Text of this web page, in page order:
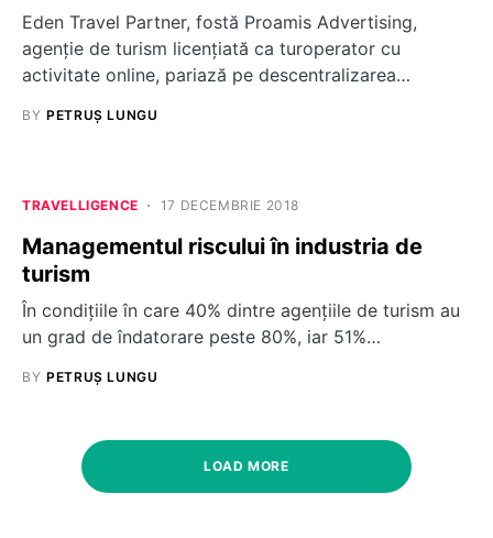
Eden Travel Partner, fostă Proamis Advertising,
agenție de turism licențiată ca turoperator cu
activitate online, pariază pe descentralizarea…
BY PETRUȘ LUNGU
TRAVELLIGENCE 17 DECEMBRIE 2018
Managementul riscului în industria de
turism
În condițiile în care 40% dintre agențiile de turism au
un grad de îndatorare peste 80%, iar 51%…
BY PETRUȘ LUNGU
LOAD MORE